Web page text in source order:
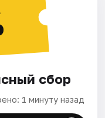
сбор
1 минуту назад